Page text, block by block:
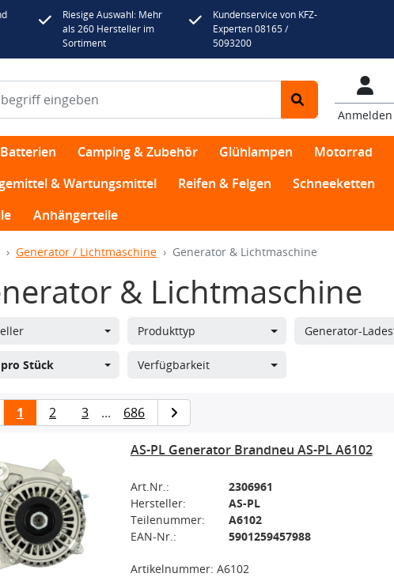
Riesige Auswahl: Mehr
als 260 Hersteller im
Sortiment
Kundenservice von KFZ-
Experten 08165 /
5093200
Anmelden
Batterien Camping & Zubehör Glühlampen Motorrad
& Wartungsmittel
Reifen & Felgen Schneeketten
Anhängerteile
Generator / Lichtmaschine Generator & Lichtmaschine
& Lichtmaschine
Produkttyp
pro Stück Verfügbarkeit
1 2 3 ... 686
AS-PL Generator Brandneu AS-PL A6102
Art.Nr.:
2306961
Hersteller:
AS-PL
Teilenummer:
A6102
EAN-Nr.:
5901259457988
Artikelnummer: A6102